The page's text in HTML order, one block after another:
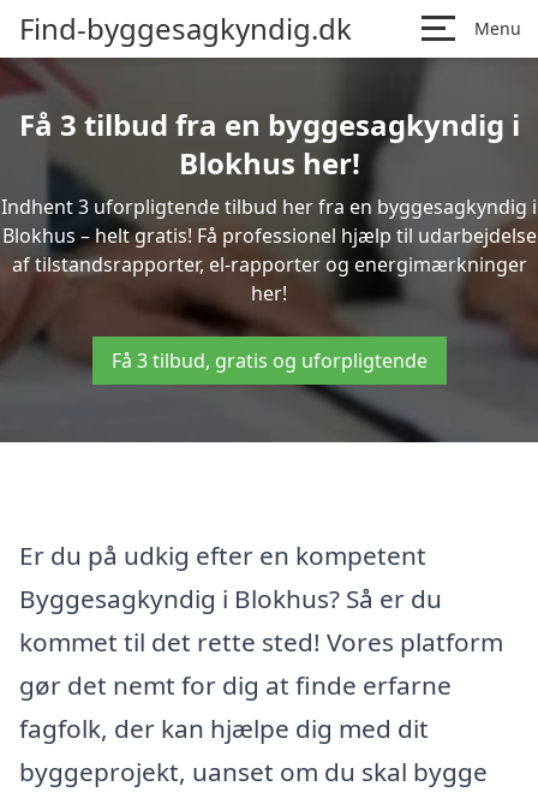
Find-byggesagkyndig.dk Menu
Få 3 tilbud fra en byggesagkyndig i
Blokhus her!
Indhent 3 uforpligtende tilbud her fra en byggesagkyndig i
Blokhus – helt gratis! Få professionel hjælp til udarbejdelse
af tilstandsrapporter, el-rapporter og energimærkninger
her!
Få 3 tilbud, gratis og uforpligtende
Er du på udkig efter en kompetent
Byggesagkyndig i Blokhus? Så er du
kommet til det rette sted! Vores platform
gør det nemt for dig at finde erfarne
fagfolk, der kan hjælpe dig med dit
byggeprojekt, uanset om du skal bygge